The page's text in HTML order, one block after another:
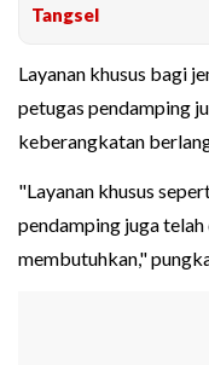
Tangsel
Layanan khusus bagi
petugas pendamping
keberangkatan
"Layanan khusus
pendamping juga
membutuhkan,"